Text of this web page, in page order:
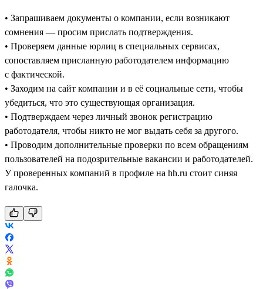
• Запрашиваем документы о компании, если возникают
сомнения — просим прислать подтверждения.
• Проверяем данные юрлиц в специальных сервисах,
сопоставляем присланную работодателем информацию
с фактической.
• Заходим на сайт компании и в её социальные сети, чтобы
убедиться, что это существующая организация.
• Подтверждаем через личный звонок регистрацию
работодателя, чтобы никто не мог выдать себя за другого.
• Проводим дополнительные проверки по всем обращениям
пользователей на подозрительные вакансии и работодателей.
У проверенных компаний в профиле на hh.ru стоит синяя
галочка.